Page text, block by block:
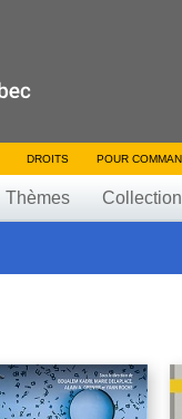
DROITS POUR
Thèmes